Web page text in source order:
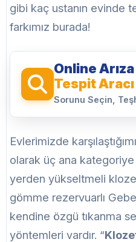
gibi kaç ustanın evinde
farkımız burada!
Online Arıza
Tespit Aracı
Sorunu Seçin,
Evlerimizde
olarak üç ana kategoriye
yerden yükseltmeli
gömme rezervuarlı
kendine özgü tıkanma
yöntemleri vardır. “